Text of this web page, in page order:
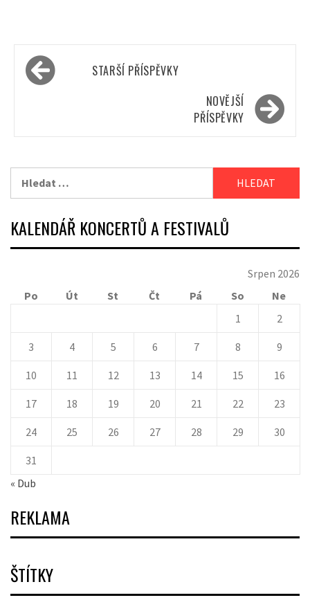
Navigace
pro
STARŠÍ PŘÍSPĚVKY
NOVĚJŠÍ
PŘÍSPĚVKY
KALENDÁŘ KONCERTŮ A FESTIVALŮ
Srpen 2026
Po
Út St Čt Pá So
Ne
1
2
3 4 5 6 7 8 9
10 11 12 13 14 15 16
17 18 19 20 21 22 23
24 25 26 27 28 29 30
31
« Dub
REKLAMA
ŠTÍTKY